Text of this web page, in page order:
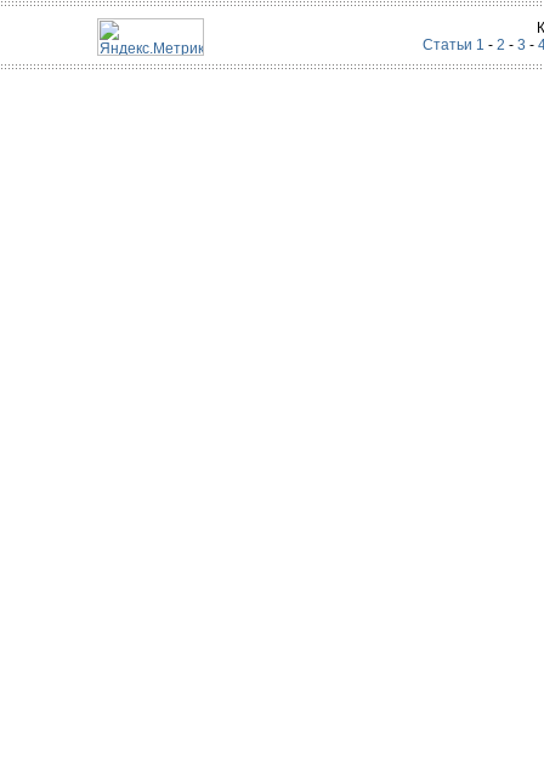
Статьи 1 - 2 - 3 -